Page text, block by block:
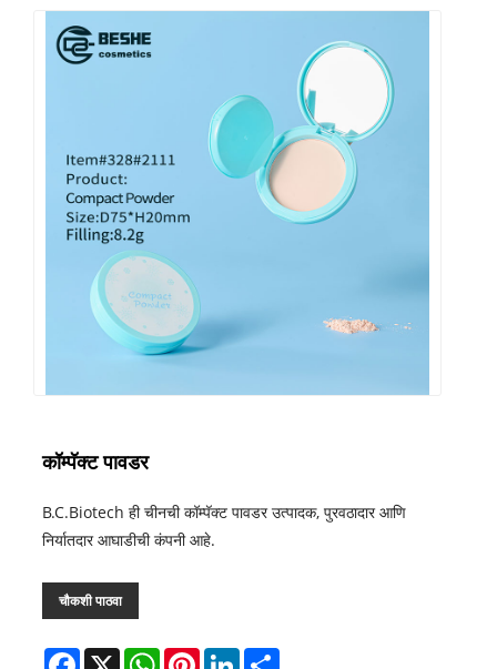
कॉम्पॅक्ट पावडर
B.C.Biotech ही चीनची कॉम्पॅक्ट पावडर उत्पादक, पुरवठादार आणि
निर्यातदार आघाडीची कंपनी आहे.
चौकशी पाठवा
Facebook
X WhatsAppPinterestLinkedInShare